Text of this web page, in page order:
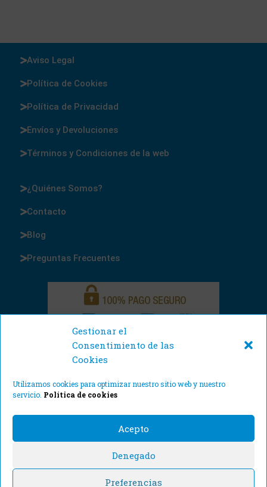
Gestionar el
Consentimiento de las
Cookies
Utilizamos cookies para optimizar nuestro sitio web y nuestro
servicio. Política de cookies
Acepto
Denegado
Preferencias
Aviso Legal
Política de Cookies
Política de Privacidad
Envíos y Devoluciones
Términos y Condiciones de la web
¿Quiénes Somos?
Contacto
Blog
Preguntas Frecuentes
© Cajas y Precintos 2021. Todos los derechos reservados.